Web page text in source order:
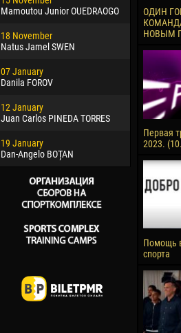
Mamoutou Junior OUEDRAOGO
18 November
Natus Jamel SWEN
07 January
Danila FOROV
12 January
Juan Carlos PINEDA TORRES
19 January
Dan-Angelo BOȚAN
20 March
Jayder
22 March
Samba
26 March
Vitor Hugo
28 March
Raí LOPES
ОДИН
НОВЫМ
Первая
2023.
Помощь
спорта